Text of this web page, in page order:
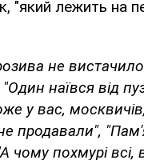
"який лежить на
не
наївся від
у вас,
продавали",
чому похмурі